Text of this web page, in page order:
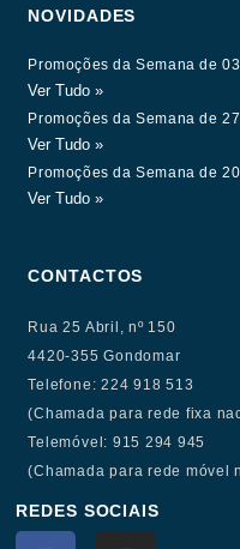
NOVIDADES
Promoções da Semana de
Ver Tudo »
Promoções da Semana de
Ver Tudo »
Promoções da Semana de
Ver Tudo »
CONTACTOS
Rua 25 Abril, nº 150
4420-355 Gondomar
Telefone: 224 918 513
(Chamada para rede fixa
Telemóvel: 915 294 945
(Chamada para rede móvel
REDES SOCIAIS
F I